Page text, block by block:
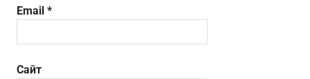
Email *
Сайт